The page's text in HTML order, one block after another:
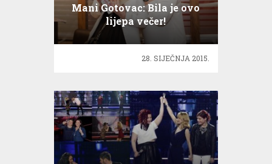
Mani Gotovac: Bila je ovo
lijepa večer!
28. SIJEČNJA 2015.